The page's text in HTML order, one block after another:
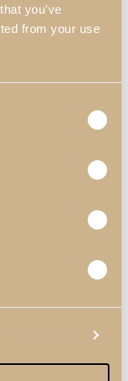
you’ve
from your use